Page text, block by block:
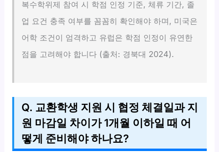
복수학위제 참여 시 학점 인정 기준, 체류 기간, 졸
업 요건 충족 여부를 꼼꼼히 확인해야 하며, 미국은
어학 조건이 엄격하고 유럽은 학점 인정이 유연한
점을 고려해야 합니다 (출처: 경북대 2024).
Q. 교환학생 지원 시 협정 체결일과 지
원 마감일 차이가 1개월 이하일 때 어
떻게 준비해야 하나요?